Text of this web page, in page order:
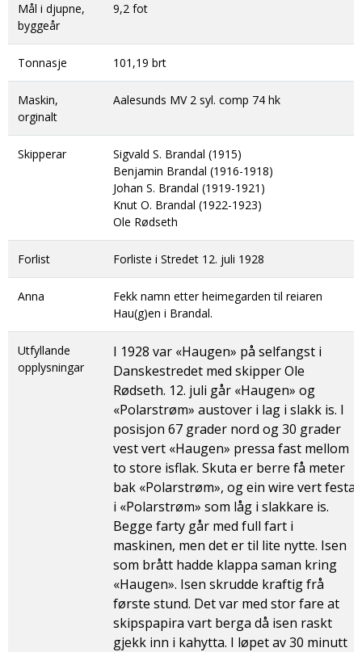
Mål i djupne,
byggeår
9,2 fot
Tonnasje 101,19 brt
Maskin,
orginalt
Aalesunds MV 2 syl. comp 74 hk
Skipperar
Sigvald S. Brandal (1915)
Benjamin Brandal (1916-1918)
Johan S. Brandal (1919-1921)
Knut O. Brandal (1922-1923)
Ole Rødseth
Forlist Forliste i Stredet 12. juli 1928
Anna
Fekk namn etter heimegarden til reiaren
Hau(g)en i Brandal.
Utfyllande
opplysningar
I 1928 var «Haugen» på selfangst i
Danskestredet med skipper Ole
Rødseth. 12. juli går «Haugen» og
«Polarstrøm» austover i lag i slakk is. I
posisjon 67 grader nord og 30 grader
vest vert «Haugen» pressa fast mellom
to store isflak. Skuta er berre få meter
bak «Polarstrøm», og ein wire vert festa
i «Polarstrøm» som låg i slakkare is.
Begge farty går med full fart i
maskinen, men det er til lite nytte. Isen
som brått hadde klappa saman kring
«Haugen». Isen skrudde kraftig frå
første stund. Det var med stor fare at
skipspapira vart berga då isen raskt
gjekk inn i kahytta. I løpet av 30 minutt